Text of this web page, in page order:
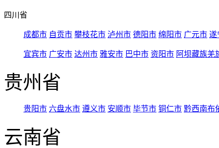
四川省
成都市 自贡市 攀枝花市 泸州市 德阳市 绵阳市 广元市 遂
宜宾市 广安市 达州市 雅安市 巴中市 资阳市 阿坝藏族羌
贵州省
贵阳市 六盘水市 遵义市 安顺市 毕节市 铜仁市 黔西南布
云南省